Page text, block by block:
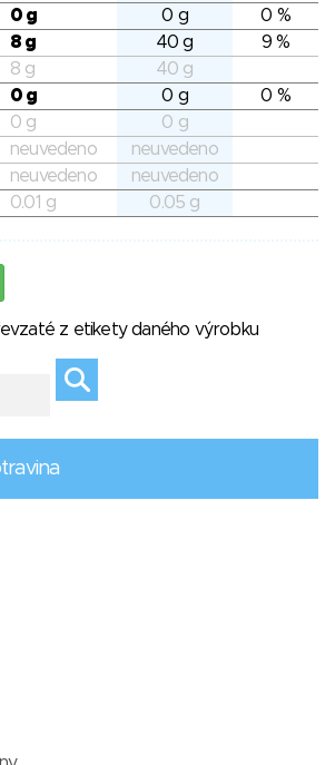
0 g 0 g
0 %
8 g 40 g
9 %
8 g
40 g
0 g 0 g
0 %
0 g
0 g
neuvedeno
neuvedeno
neuvedeno
neuvedeno
0.01 g 0.05 g
z etikety daného výrobku